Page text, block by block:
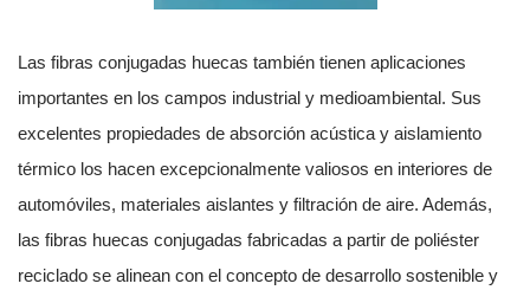
Las fibras conjugadas huecas también tienen aplicaciones
importantes en los campos industrial y medioambiental. Sus
excelentes propiedades de absorción acústica y aislamiento
térmico los hacen excepcionalmente valiosos en interiores de
automóviles, materiales aislantes y filtración de aire. Además,
las fibras huecas conjugadas fabricadas a partir de poliéster
reciclado se alinean con el concepto de desarrollo sostenible y